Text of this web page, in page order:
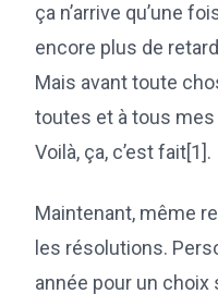
ça n’arrive qu’une
encore plus de
Mais avant toute
toutes et à tous
Voilà, ça, c’est fait[1].
Maintenant, même
les résolutions.
année pour un choix